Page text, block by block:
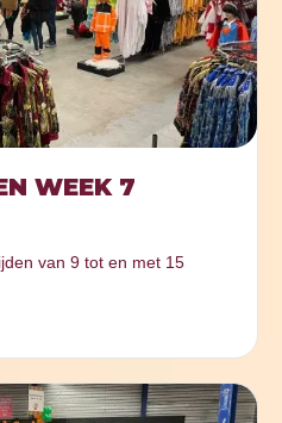
WEEK 7
van 9 tot en met 15